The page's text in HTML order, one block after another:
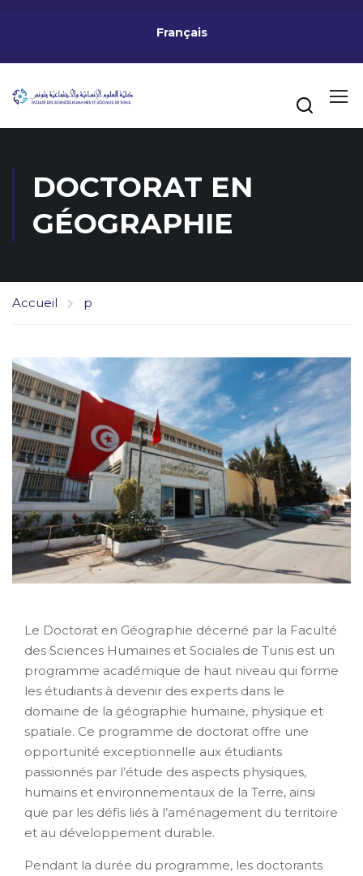
Français
DOCTORAT EN
GÉOGRAPHIE
Accueil p
Le Doctorat en Géographie décerné par la Faculté
des Sciences Humaines et Sociales de Tunis est un
programme académique de haut niveau qui forme
les étudiants à devenir des experts dans le
domaine de la géographie humaine, physique et
spatiale. Ce programme de doctorat offre une
opportunité exceptionnelle aux étudiants
passionnés par l’étude des aspects physiques,
humains et environnementaux de la Terre, ainsi
que par les défis liés à l’aménagement du territoire
et au développement durable.
Pendant la durée du programme, les doctorants